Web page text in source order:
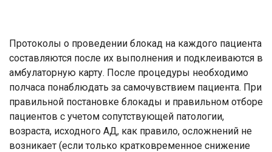
Протоколы о проведении блокад на каждого пациента
составляются после их выполнения и подклеиваются в
амбулаторную карту. После процедуры необходимо
полчаса понаблюдать за самочувствием пациента. При
правильной постановке блокады и правильном отборе
пациентов с учетом сопутствующей патологии,
возраста, исходного АД, как правило, осложнений не
возникает (если только кратковременное снижение